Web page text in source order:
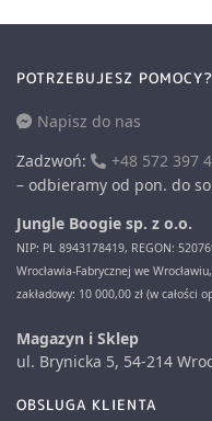
POTRZEBUJESZ POMOCY?
Napisz do nas
Zadzwoń:
+48 572 397
– odbieramy od pon. do
Jungle Boogie sp. z o.o.
NIP: PL 8943178419, REGON:
Wrocławia-Fabrycznej we
zakładowy: 10 000,00 zł (w całości
Magazyn i Sklep
ul. Brynicka 5, 54-214
OBSLUGA KLIENTA